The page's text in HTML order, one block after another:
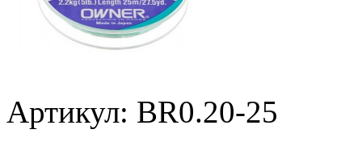
Артикул: BR0.20-25